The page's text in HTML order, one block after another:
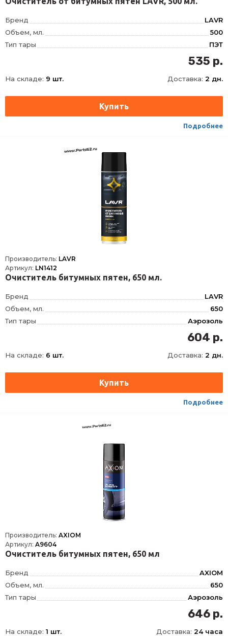
Бренд
LAVR
Объем, мл.
500
Тип тары
ПЭТ
535 р.
На складе: 9 шт. Доставка: 2 дн.
Подробнее
Производитель: LAVR
Артикул: LN1412
Очиститель битумных пятен, 650 мл.
Бренд
LAVR
Объем, мл.
650
Тип тары
Аэрозоль
604 р.
На складе: 6 шт. Доставка: 2 дн.
Подробнее
Производитель: AXIOM
Артикул: A9604
Очиститель битумных пятен, 650 мл
Бренд
AXIOM
Объем, мл.
650
Тип тары
Аэрозоль
646 р.
На складе: 1 шт. Доставка: 24 часа